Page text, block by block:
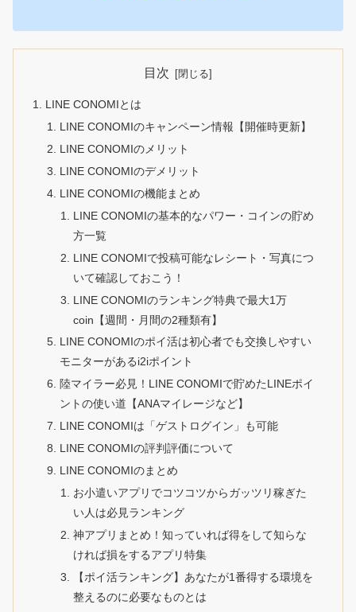
目次
LINE CONOMIとは
LINE CONOMIのキャンペーン情報【開催時更新】
LINE CONOMIのメリット
LINE CONOMIのデメリット
LINE CONOMIの機能まとめ
LINE CONOMIの基本的なパワー・コインの貯め
方一覧
LINE CONOMIで投稿可能なレシート・写真につ
いて確認しておこう！
LINE CONOMIのランキング特典で最大1万
coin【週間・月間の2種類有】
LINE CONOMIのポイ活は初心者でも交換しやすい
モニターがあるi2iポイント
陸マイラー必見！LINE CONOMIで貯めたLINEポイ
ントの使い道【ANAマイレージなど】
LINE CONOMIは「ゲストログイン」も可能
LINE CONOMIの評判評価について
LINE CONOMIのまとめ
お小遣いアプリでコツコツからガッツリ稼ぎた
い人は必見ランキング
神アプリまとめ！知っていれば得をして知らな
ければ損をするアプリ特集
【ポイ活ランキング】あなたが1番得する環境を
整えるのに必要なものとは